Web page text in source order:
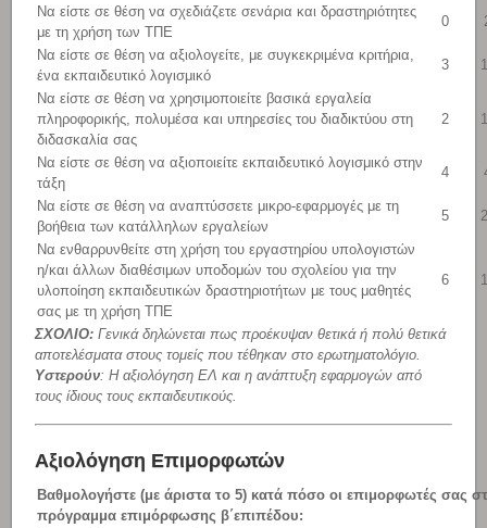
Να είστε σε θέση να σχεδιάζετε σενάρια και δραστηριότητες
με τη χρήση των ΤΠΕ
0
Να είστε σε θέση να αξιολογείτε, με συγκεκριμένα κριτήρια,
ένα εκπαιδευτικό λογισμικό
3
Να είστε σε θέση να χρησιμοποιείτε βασικά εργαλεία
πληροφορικής, πολυμέσα και υπηρεσίες του διαδικτύου στη
διδασκαλία σας
2
Να είστε σε θέση να αξιοποιείτε εκπαιδευτικό λογισμικό στην
τάξη
4
Να είστε σε θέση να αναπτύσσετε μικρο-εφαρμογές με τη
βοήθεια των κατάλληλων εργαλείων
5
Να ενθαρρυνθείτε στη χρήση του εργαστηρίου υπολογιστών
η/και άλλων διαθέσιμων υποδομών του σχολείου για την
υλοποίηση εκπαιδευτικών δραστηριοτήτων με τους μαθητές
σας με τη χρήση ΤΠΕ
6
ΣΧΟΛΙΟ: Γενικά δηλώνεται πως προέκυψαν θετικά ή πολύ θετικά
αποτελέσματα στους τομείς που τέθηκαν στο ερωτηματολόγιο.
Υστερούν: Η αξιολόγηση ΕΛ και η ανάπτυξη εφαρμογών από
τους ίδιους τους εκπαιδευτικούς.
Αξιολόγηση Επιμορφωτών
Βαθμολογήστε (με άριστα το 5) κατά πόσο οι επιμορφωτές σας
πρόγραμμα επιμόρφωσης β΄επιπέδου: